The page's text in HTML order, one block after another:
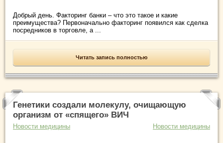
Добрый день. Факторинг банки – что это такое и какие
преимущества? Первоначально факторинг появился как сделка
посредников в торговле, а ...
Читать запись полностью
Генетики создали молекулу, очищающую
организм от «спящего» ВИЧ
Новости медицины Новости медицины